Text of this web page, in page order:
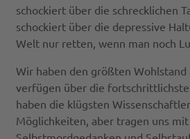
schockiert über die schrecklichen
schockiert über die depressive
Welt nur retten, wenn man noch
Wir haben den größten
verfügen über die
haben die klügsten
Möglichkeiten, aber tragen uns